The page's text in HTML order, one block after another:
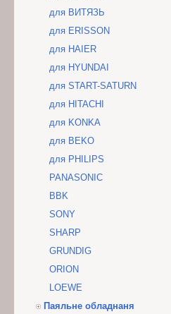
для ВИТЯЗЬ
для ERISSON
для HAIER
для HYUNDAI
для START-SATURN
для HITACHI
для KONKA
для BEKO
для PHILIPS
PANASONIC
BBK
SONY
SHARP
GRUNDIG
ORION
LOEWE
Паяльне обладнаня